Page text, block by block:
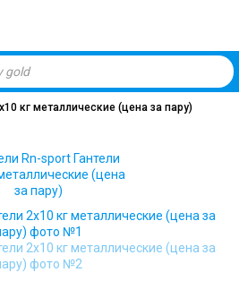
кг металлические (цена за пару)